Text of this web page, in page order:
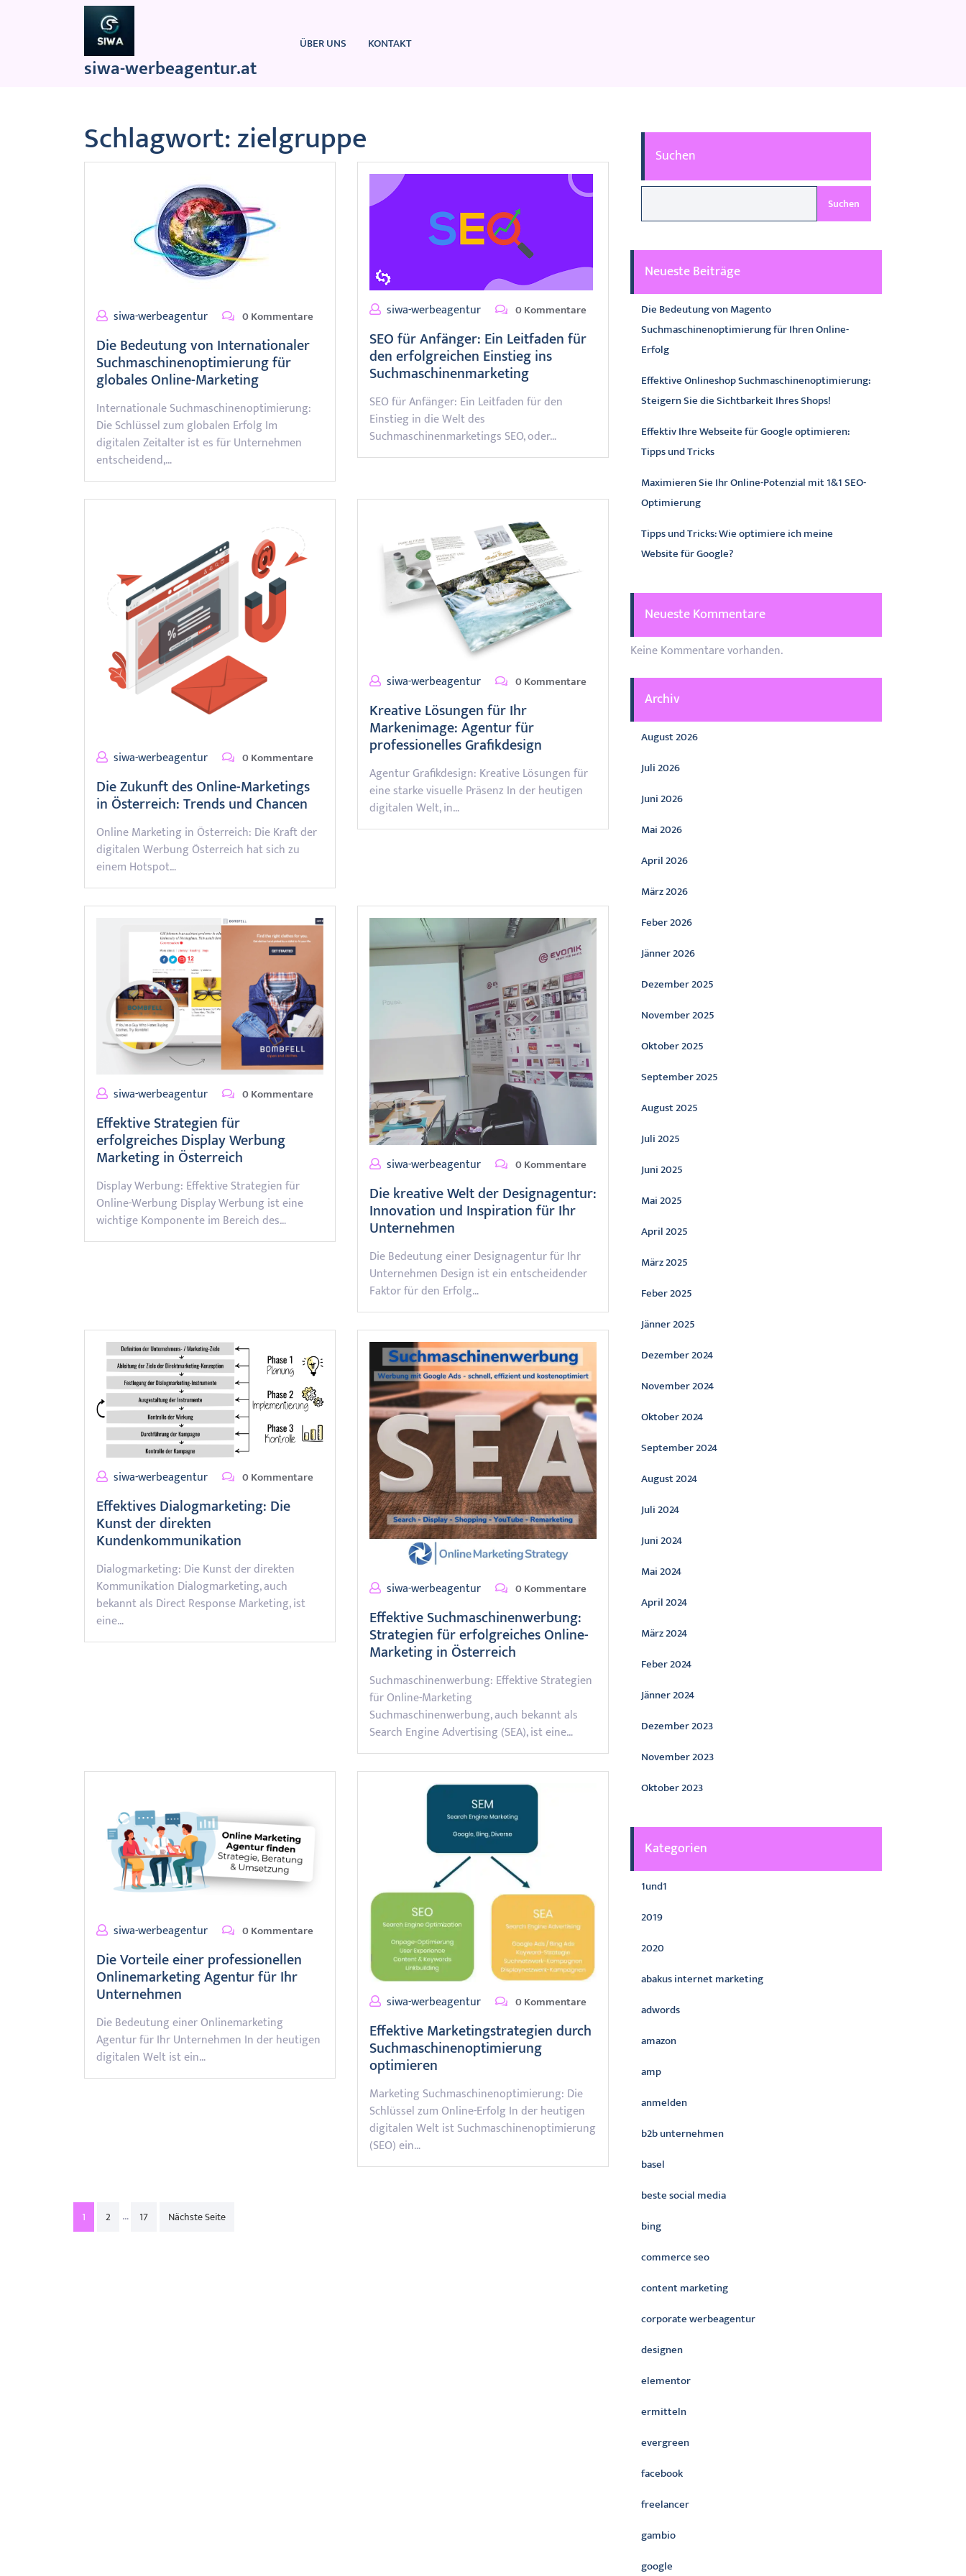
siwa-werbeagentur.at
ÜBER UNS KONTAKT
Schlagwort:zielgruppe
siwa-werbeagentur 0 Kommentare
Die Bedeutung von Internationaler
Suchmaschinenoptimierung für
globales Online-Marketing
Internationale Suchmaschinenoptimierung:
Die Schlüssel zum globalen Erfolg Im
digitalen Zeitalter ist es für Unternehmen
entscheidend,…
siwa-werbeagentur 0 Kommentare
SEO für Anfänger: Ein Leitfaden für
den erfolgreichen Einstieg ins
Suchmaschinenmarketing
SEO für Anfänger: Ein Leitfaden für den
Einstieg in die Welt des
Suchmaschinenmarketings SEO, oder…
siwa-werbeagentur 0 Kommentare
Die Zukunft des Online-Marketings
in Österreich: Trends und Chancen
Online Marketing in Österreich: Die Kraft der
digitalen Werbung Österreich hat sich zu
einem Hotspot…
siwa-werbeagentur 0 Kommentare
Kreative Lösungen für Ihr
Markenimage: Agentur für
professionelles Grafikdesign
Agentur Grafikdesign: Kreative Lösungen für
eine starke visuelle Präsenz In der heutigen
digitalen Welt, in…
siwa-werbeagentur 0 Kommentare
Effektive Strategien für
erfolgreiches Display Werbung
Marketing in Österreich
Display Werbung: Effektive Strategien für
Online-Werbung Display Werbung ist eine
wichtige Komponente im Bereich des…
siwa-werbeagentur 0 Kommentare
Die kreative Welt der Designagentur:
Innovation und Inspiration für Ihr
Unternehmen
Die Bedeutung einer Designagentur für Ihr
Unternehmen Design ist ein entscheidender
Faktor für den Erfolg…
siwa-werbeagentur 0 Kommentare
Effektives Dialogmarketing: Die
Kunst der direkten
Kundenkommunikation
Dialogmarketing: Die Kunst der direkten
Kommunikation Dialogmarketing, auch
bekannt als Direct Response Marketing, ist
eine…
siwa-werbeagentur 0 Kommentare
Effektive Suchmaschinenwerbung:
Strategien für erfolgreiches Online-
Marketing in Österreich
Suchmaschinenwerbung: Effektive Strategien
für Online-Marketing
Suchmaschinenwerbung, auch bekannt als
Search Engine Advertising (SEA), ist eine…
siwa-werbeagentur 0 Kommentare
Die Vorteile einer professionellen
Onlinemarketing Agentur für Ihr
Unternehmen
Die Bedeutung einer Onlinemarketing
Agentur für Ihr Unternehmen In der heutigen
digitalen Welt ist ein…
siwa-werbeagentur 0 Kommentare
Effektive Marketingstrategien durch
Suchmaschinenoptimierung
optimieren
Marketing Suchmaschinenoptimierung: Die
Schlüssel zum Online-Erfolg In der heutigen
digitalen Welt ist Suchmaschinenoptimierung
(SEO) ein…
Posts
pagination
1 2 … 17 Nächste Seite
Suchen
Suchen
Neueste Beiträge
Die Bedeutung von Magento
Suchmaschinenoptimierung für Ihren Online-
Erfolg
Effektive Onlineshop Suchmaschinenoptimierung:
Steigern Sie die Sichtbarkeit Ihres Shops!
Effektiv Ihre Webseite für Google optimieren:
Tipps und Tricks
Maximieren Sie Ihr Online-Potenzial mit 1&1 SEO-
Optimierung
Tipps und Tricks: Wie optimiere ich meine
Website für Google?
Neueste Kommentare
Keine Kommentare vorhanden.
Archiv
August 2026
Juli 2026
Juni 2026
Mai 2026
April 2026
März 2026
Feber 2026
Jänner 2026
Dezember 2025
November 2025
Oktober 2025
September 2025
August 2025
Juli 2025
Juni 2025
Mai 2025
April 2025
März 2025
Feber 2025
Jänner 2025
Dezember 2024
November 2024
Oktober 2024
September 2024
August 2024
Juli 2024
Juni 2024
Mai 2024
April 2024
März 2024
Feber 2024
Jänner 2024
Dezember 2023
November 2023
Oktober 2023
Kategorien
1und1
2019
2020
abakus internet marketing
adwords
amazon
amp
anmelden
b2b unternehmen
basel
beste social media
bing
commerce seo
content marketing
corporate werbeagentur
designen
elementor
ermitteln
evergreen
facebook
freelancer
gambio
google